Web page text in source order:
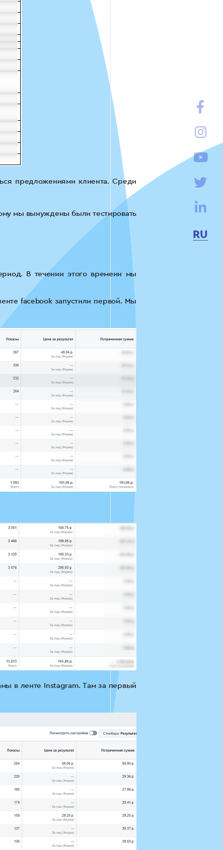
RU
предложениями клиента. Среди
мы вынуждены были тестировать
В течении этого времени мы
facebook запустили первой. Мы
в ленте Instagram. Там за первый